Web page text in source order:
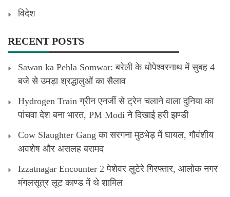
विदेश
RECENT POSTS
Sawan ka Pehla Somwar: बरेली के धोपेश्वरनाथ में सुबह 4
बजे से उमड़ा श्रद्धालुओं का सैलाव
Hydrogen Train ग्रीन एनर्जी से ट्रेन चलाने वाला दुनिया का
पांचवा देश बना भारत, PM Modi ने दिखाई हरी झण्डी
Cow Slaughter Gang का सरगना मुठभेड़ में घायल, गौवंशीय
अवशेष और असलह बरामद
Izzatnagar Encounter 2 पेशेवर लुटेरे गिरफ्तार, आलोक नगर
मंगलसूत्र लूट काण्‍ड में थे शामिल